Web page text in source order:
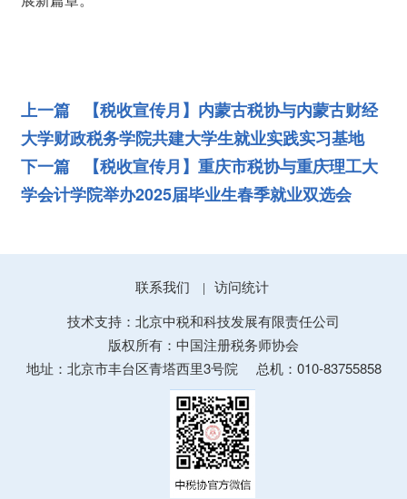
上一篇 【税收宣传月】内蒙古税协与内蒙古财经
大学财政税务学院共建大学生就业实践实习基地
下一篇 【税收宣传月】重庆市税协与重庆理工大
学会计学院举办2025届毕业生春季就业双选会
联系我们 |
访问统计
技术支持：北京中税和科技发展有限责任公司
版权所有：中国注册税务师协会
地址：北京市丰台区青塔西里3号院
总机：010-83755858